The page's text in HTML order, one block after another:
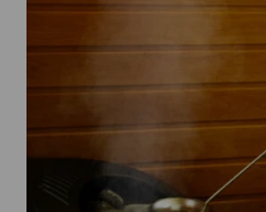
kan
produktsidan